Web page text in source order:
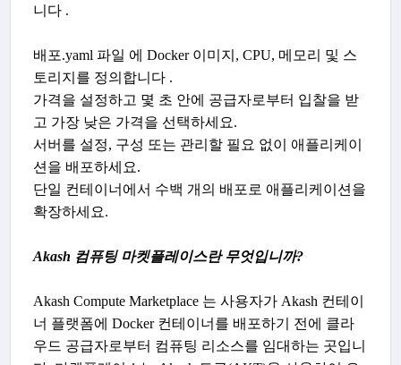
니다 .
배포.yaml 파일 에 Docker 이미지, CPU, 메모리 및 스
토리지를 정의합니다 .
가격을 설정하고 몇 초 안에 공급자로부터 입찰을 받
고 가장 낮은 가격을 선택하세요.
서버를 설정, 구성 또는 관리할 필요 없이 애플리케이
션을 배포하세요.
단일 컨테이너에서 수백 개의 배포로 애플리케이션을
확장하세요.
Akash 컴퓨팅 마켓플레이스란 무엇입니까?
Akash Compute Marketplace 는 사용자가 Akash 컨테이
너 플랫폼에 Docker 컨테이너를 배포하기 전에 클라
우드 공급자로부터 컴퓨팅 리소스를 임대하는 곳입니